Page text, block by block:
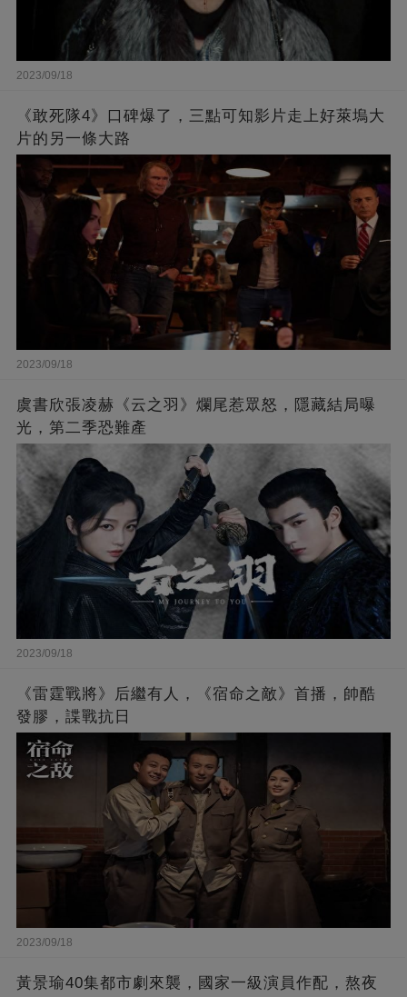
2023/09/18
《敢死隊4》口碑爆了，三點可知影片走上好萊塢大
片的另一條大路
2023/09/18
虞書欣張凌赫《云之羽》爛尾惹眾怒，隱藏結局曝
光，第二季恐難產
2023/09/18
《雷霆戰將》后繼有人，《宿命之敵》首播，帥酷
發膠，諜戰抗日
2023/09/18
黃景瑜40集都市劇來襲，國家一級演員作配，熬夜